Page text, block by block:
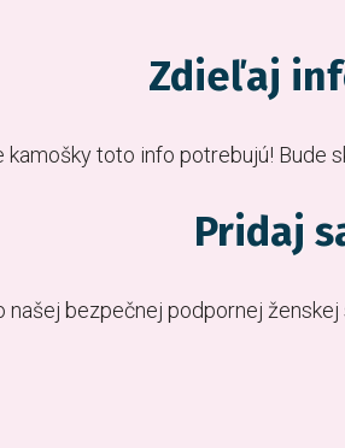
Zdieľaj
kamošky toto info potrebujú! Bude
Pridaj
našej bezpečnej podpornej